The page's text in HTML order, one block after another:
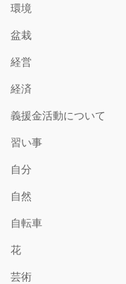
環境
盆栽
経営
経済
義援金活動について
習い事
自分
自然
自転車
花
芸術